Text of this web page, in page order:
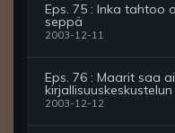
Eps. 75 : Inka tahtoo
seppä
2003-12-11
Eps. 76 : Maarit saa
kirjallisuuskeskustelun
2003-12-12